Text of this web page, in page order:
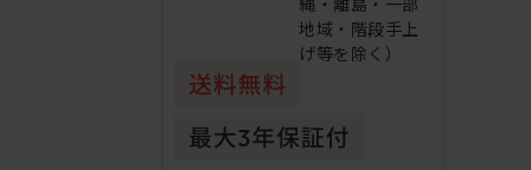
地域・階段手上
げ等を除く）